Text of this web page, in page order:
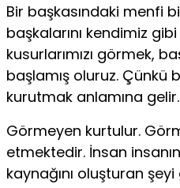
Bir başkasındaki menfi
başkalarını kendimiz
kusurlarımızı görmek,
başlamış oluruz. Çünkü
kurutmak anlamına gelir.
Görmeyen kurtulur.
etmektedir. İnsan
kaynağını oluşturan